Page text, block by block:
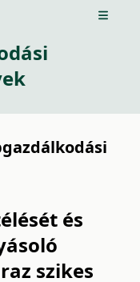
Open
és
szikes